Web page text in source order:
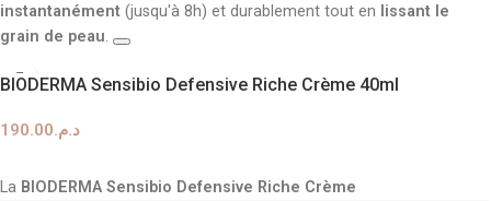
instantanément (jusqu'à 8h) et durablement tout en lissant le
grain de peau.
grâce à une combinaison de zinc, de vitamine B6 et d'acide
rapidement et constitue une excellente base de maquillage.
BIODERMA Sensibio Defensive Riche Crème 40ml
د.م.190.00
La BIODERMA Sensibio Defensive Riche Crème